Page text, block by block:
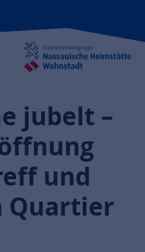
jubelt –
und
Quartier